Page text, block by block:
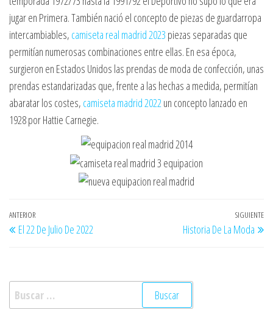
jugar en Primera. También nació el concepto de piezas de guardarropa
intercambiables, camiseta real madrid 2023 piezas separadas que
permitían numerosas combinaciones entre ellas. En esa época,
surgieron en Estados Unidos las prendas de moda de confección, unas
prendas estandarizadas que, frente a las hechas a medida, permitían
abaratar los costes, camiseta madrid 2022un concepto lanzado en
1928 por Hattie Carnegie.
Navegación
de
Entrada
anterior
ANTERIOR
El 22 De Julio De 2022
SIGUIENTE
Historia De La Moda
Buscar: